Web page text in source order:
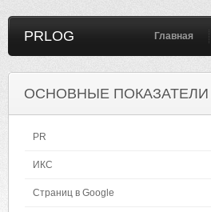
PRLOG Главная
ОСНОВНЫЕ ПОКАЗАТЕЛИ
PR
ИКС
Страниц в Google